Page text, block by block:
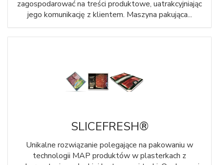
zagospodarować na treści produktowe, uatrakcyjniając
jego komunikację z klientem. Maszyna pakująca...
SLICEFRESH®
Unikalne rozwiązanie polegające na pakowaniu w
technologii MAP produktów w plasterkach z